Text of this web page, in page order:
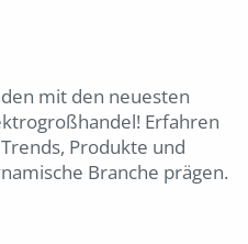
mit den neuesten
Erfahren
Produkte und
Branche prägen.